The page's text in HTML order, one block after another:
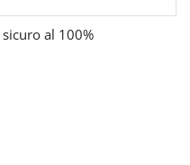
sicuro al 100%